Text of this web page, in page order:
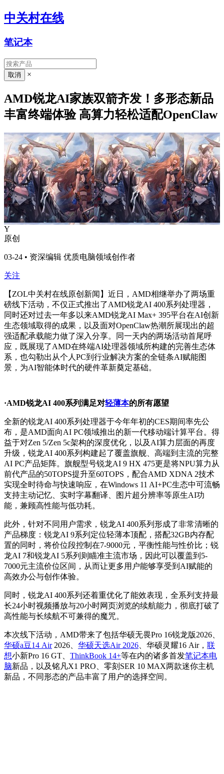
中关村在线
笔记本
×
AMD锐龙AI家族双箭齐发！多形态新品
丰富终端体验 高算力轻松适配OpenClaw
Y
原创
03-24 • 资深编辑 优质电脑领域创作者
关注
【ZOL中关村在线原创新闻】近日，AMD相继举办了两场重
磅线下活动，不仅正式推出了AMD锐龙AI 400系列处理器，
同时还对过去一年多以来AMD锐龙AI Max+ 395平台在AI创新
生态领域取得的成果，以及面对OpenClaw热潮所展现出的超
强适配承载能力做了深入分享。同一天内的两场活动首尾呼
应，既展现了AMD在终端AI处理器领域所构建的完善生态体
系，也勾勒出从个人PC到行业解决方案的全链条AI赋能图
景，为AI智能体时代的硬件革新奠定基础。
·AMD锐龙AI 400系列满足对轻薄本的所有愿望
全新的锐龙AI 400系列处理器于今年年初的CES期间率先公
布，是AMD面向AI PC领域推出的新一代移动端计算平台。得
益于对Zen 5/Zen 5c架构的深度优化，以及AI算力层面的再度
升级，锐龙AI 400系列构建起了覆盖旗舰、高端到主流的完整
AI PC产品矩阵。旗舰型号锐龙AI 9 HX 475更是将NPU算力从
前代产品的50TOPS提升至60TOPS，配合AMD XDNA 2技术
实现全时待命与快速响应，在Windows 11 AI+PC生态中可流畅
支持主动记忆、实时字幕翻译、图片超分辨率等原生AI功
能，兼顾高性能与低功耗。
此外，针对不同用户需求，锐龙AI 400系列形成了非常清晰的
产品梯度：锐龙AI 9系列定位轻薄本顶配，搭配32GB内存配
置的同时，将价位段控制在7-9000元，平衡性能与性价比；锐
龙AI 7和锐龙AI 5系列则瞄准主流市场，因此可以覆盖到5-
7000元主流价位区间，从而让更多用户能够享受到AI赋能的
高效办公与创作体验。
同时，锐龙AI 400系列还着重优化了能效表现，全系列支持最
长24小时视频播放与20小时网页浏览的续航能力，彻底打破了
高性能与长续航不可兼得的魔咒。
本次线下活动，AMD带来了包括华硕无畏Pro 16锐龙版2026、
华硕a豆14 Air2026、 华硕天选Air 2026 、华硕灵耀16 Air， 联
想小新Pro 16 GT、 ThinkBook 14+等在内的诸多首发笔记本电
脑新品，以及铭凡X1 PRO、零刻SER 10 MAX两款迷你主机
新品，不同形态的产品丰富了用户的选择空间。